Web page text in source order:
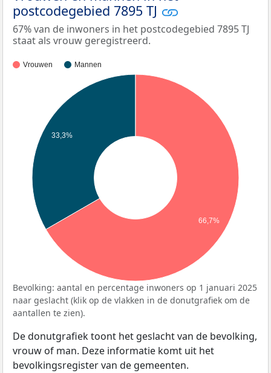
postcodegebied 7895 TJ
67% van de inwoners in het postcodegebied 7895 TJ
staat als vrouw geregistreerd.
Vrouwen Mannen
33,3%
66,7%
Bevolking: aantal en percentage inwoners op 1 januari 2025
naar geslacht (klik op de vlakken in de donutgrafiek om de
aantallen te zien).
De donutgrafiek toont het geslacht van de bevolking,
vrouw of man. Deze informatie komt uit het
bevolkingsregister van de gemeenten.